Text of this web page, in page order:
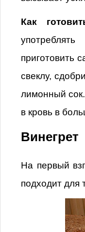
Как
приготовить
свеклу,
лимонный
в кровь в
Винегрет
На первый
подходит для